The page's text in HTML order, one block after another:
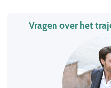
Vragen over het